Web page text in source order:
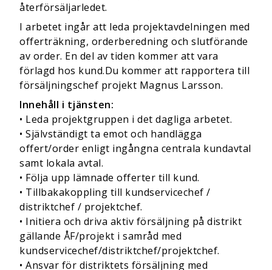
återförsäljarledet.
I arbetet ingår att leda projektavdelningen med
offerträkning, orderberedning och slutförande
av order. En del av tiden kommer att vara
förlagd hos kund.Du kommer att rapportera till
försäljningschef projekt Magnus Larsson.
Innehåll i tjänsten:
• Leda projektgruppen i det dagliga arbetet.
• Självständigt ta emot och handlägga
offert/order enligt ingångna centrala kundavtal
samt lokala avtal.
• Följa upp lämnade offerter till kund.
• Tillbakakoppling till kundservicechef /
distriktchef / projektchef.
• Initiera och driva aktiv försäljning på distrikt
gällande ÅF/projekt i samråd med
kundservicechef/distriktchef/projektchef.
• Ansvar för distriktets försäljning med